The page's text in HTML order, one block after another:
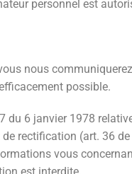
personnel est
nous
possible.
du 6 janvier 1978
rectification (art. 36
vous